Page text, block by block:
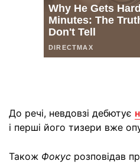
До речі, невдовзі дебютує
і перші його тизери вже
Також Фокус розповідав